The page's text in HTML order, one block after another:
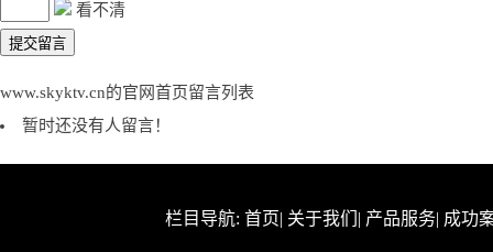
看不清
www.skyktv.cn的官网首页留言列表
暂时还没有人留言！
栏目导航: 首页| 关于我们 | 产品服务| 成功